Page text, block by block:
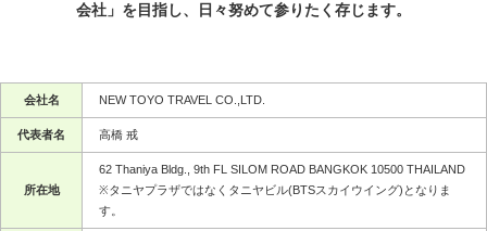
会社」を目指し、日々努めて参りたく存じます。
会社名 NEW TOYO TRAVEL CO.,LTD.
代表者名 高橋 戒
所在地
62 Thaniya Bldg., 9th FL SILOM ROAD BANGKOK 10500 THAILAND
※タニヤプラザではなくタニヤビル(BTSスカイウイング)となりま
す。